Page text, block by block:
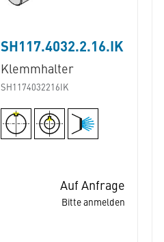
SH117.4032.2.16.IK
Klemmhalter
SH1174032216IK
Auf Anfrage
Bitte anmelden